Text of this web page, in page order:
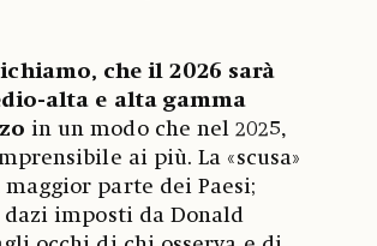
che il 2026 sarà
alta e alta gamma
in un modo che nel 2025,
ai più. La «scusa»
parte dei Paesi;
imposti da Donald